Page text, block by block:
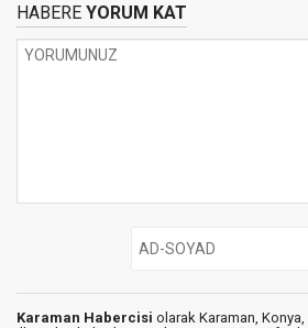
HABERE YORUM KAT
Karaman Habercisi olarak Karaman,